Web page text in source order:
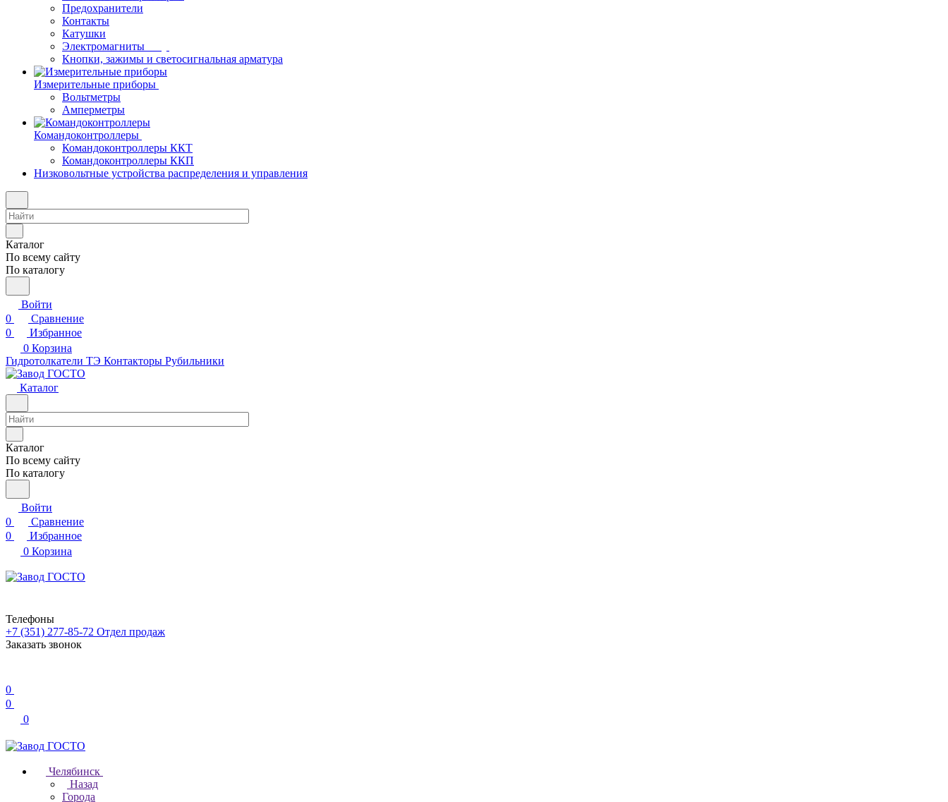
Предохранители
Контакты
Катушки
Электромагниты
Кнопки, зажимы и светосигнальная арматура
Измерительные приборы
Вольтметры
Амперметры
Командоконтроллеры
Командоконтроллеры ККТ
Командоконтроллеры ККП
Низковольтные устройства распределения и управления
Каталог
По всему сайту
По каталогу
Войти
0
Сравнение
0
Избранное
0 Корзина
Гидротолкатели ТЭ Контакторы Рубильники
Каталог
Каталог
По всему сайту
По каталогу
Войти
0
Сравнение
0
Избранное
0 Корзина
Телефоны
+7 (351) 277-85-72 Отдел продаж
Заказать звонок
0
0
0
Челябинск
Назад
Города